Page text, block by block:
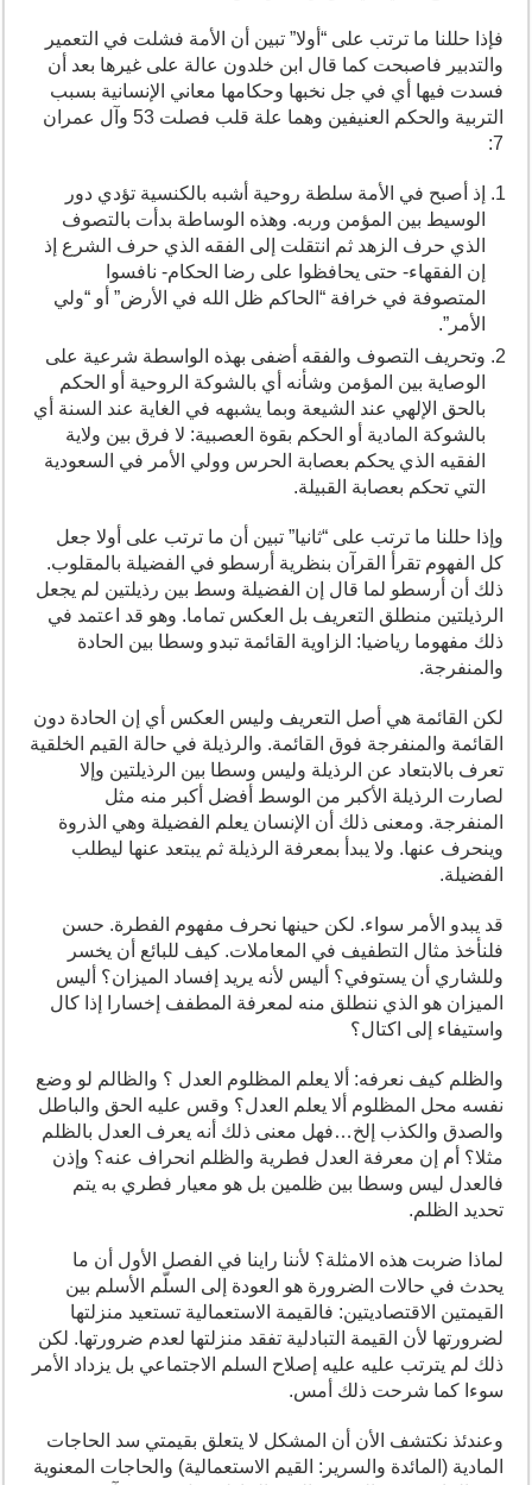
فإذا حللنا ما ترتب على “أولا” تبين أن الأمة فشلت في التعمير
والتدبير فاصبحت كما قال ابن خلدون عالة على غيرها بعد أن
فسدت فيها أي في جل نخبها وحكامها معاني الإنسانية بسبب
التربية والحكم العنيفين وهما علة قلب فصلت 53 وآل عمران
7:
إذ أصبح في الأمة سلطة روحية أشبه بالكنسية تؤدي دور
الوسيط بين المؤمن وربه. وهذه الوساطة بدأت بالتصوف
الذي حرف الزهد ثم انتقلت إلى الفقه الذي حرف الشرع إذ
إن الفقهاء- حتى يحافظوا على رضا الحكام- نافسوا
المتصوفة في خرافة “الحاكم ظل الله في الأرض” أو “ولي
الأمر”.
وتحريف التصوف والفقه أضفى بهذه الواسطة شرعية على
الوصاية بين المؤمن وشأنه أي بالشوكة الروحية أو الحكم
بالحق الإلهي عند الشيعة وبما يشبهه في الغاية عند السنة أي
بالشوكة المادية أو الحكم بقوة العصبية: لا فرق بين ولاية
الفقيه الذي يحكم بعصابة الحرس وولي الأمر في السعودية
التي تحكم بعصابة القبيلة.
وإذا حللنا ما ترتب على “ثانيا” تبين أن ما ترتب على أولا جعل
كل الفهوم تقرأ القرآن بنظرية أرسطو في الفضيلة بالمقلوب.
ذلك أن أرسطو لما قال إن الفضيلة وسط بين رذيلتين لم يجعل
الرذيلتين منطلق التعريف بل العكس تماما. وهو قد اعتمد في
ذلك مفهوما رياضيا: الزاوية القائمة تبدو وسطا بين الحادة
والمنفرجة.
لكن القائمة هي أصل التعريف وليس العكس أي إن الحادة دون
القائمة والمنفرجة فوق القائمة. والرذيلة في حالة القيم الخلقية
تعرف بالابتعاد عن الرذيلة وليس وسطا بين الرذيلتين وإلا
لصارت الرذيلة الأكبر من الوسط أفضل أكبر منه مثل
المنفرجة. ومعنى ذلك أن الإنسان يعلم الفضيلة وهي الذروة
وينحرف عنها. ولا يبدأ بمعرفة الرذيلة ثم يبتعد عنها ليطلب
الفضيلة.
قد يبدو الأمر سواء. لكن حينها نحرف مفهوم الفطرة. حسن
فلنأخذ مثال التطفيف في المعاملات. كيف للبائع أن يخسر
وللشاري أن يستوفي؟ أليس لأنه يريد إفساد الميزان؟ أليس
الميزان هو الذي ننطلق منه لمعرفة المطفف إخسارا إذا كال
واستيفاء إلى اكتال؟
والظلم كيف نعرفه: ألا يعلم المظلوم العدل ؟ والظالم لو وضع
نفسه محل المظلوم ألا يعلم العدل؟ وقس عليه الحق والباطل
والصدق والكذب إلخ…فهل معنى ذلك أنه يعرف العدل بالظلم
مثلا؟ أم إن معرفة العدل فطرية والظلم انحراف عنه؟ وإذن
فالعدل ليس وسطا بين ظلمين بل هو معيار فطري به يتم
تحديد الظلم.
لماذا ضربت هذه الامثلة؟ لأننا راينا في الفصل الأول أن ما
يحدث في حالات الضرورة هو العودة إلى السلّم الأسلم بين
القيمتين الاقتصاديتين: فالقيمة الاستعمالية تستعيد منزلتها
لضرورتها لأن القيمة التبادلية تفقد منزلتها لعدم ضرورتها. لكن
ذلك لم يترتب عليه عليه إصلاح السلم الاجتماعي بل يزداد الأمر
سوءا كما شرحت ذلك أمس.
وعندئذ نكتشف الأن أن المشكل لا يتعلق بقيمتي سد الحاجات
المادية (المائدة والسرير: القيم الاستعمالية) والحاجات المعنوية